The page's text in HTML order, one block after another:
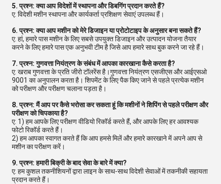
5. प्रश्न: क्या आप विदेशों में स्थापना और डिबगिंग प्रदान करते हैं?
ए: विदेशी मशीन स्थापना और कार्यकर्ता प्रशिक्षण सेवाएं उपलब्ध हैं।
6. प्रश्न: क्या आप मशीन को मेरे डिजाइन या प्रोटोटाइप के अनुसार बना सकते हैं?
ए: हां, हमारे पास मशीन के लिए सबसे उपयुक्त डिजाइन और उत्पादन योजना तैयार
करने के लिए हमारे पास एक अनुभवी टीम है जिसे आप हमारे साथ बुक करने जा रहे हैं।
7. प्रश्न: गुणवत्ता नियंत्रण के संबंध में आपका कारखाना कैसे करता है?
ए: खराब गुणवत्ता के प्रति जीरो टॉलरेंस है।गुणवत्ता नियंत्रण एसजीएस और आईएसओ
9001 का अनुपालन करता है। शिपमेंट के लिए पैक किए जाने से पहले प्रत्येक मशीन
को परीक्षण और परीक्षण चलाना पड़ता है।
8. प्रश्न: मैं आप पर कैसे भरोसा कर सकता हूं कि मशीनों ने शिपिंग से पहले परीक्षण और
परीक्षण को चिपकाया है?
ए: 1) हम आपके लिए परीक्षण वीडियो रिकॉर्ड करते हैं, और आपके लिए हर आवश्यक
फोटो रिकॉर्ड करते हैं।
2) हम आपका स्वागत करते हैं कि आप हमसे मिलें और हमारे कारखाने में अपने आप से
मशीन का परीक्षण करें।
9. प्रश्न: हमारी बिक्री के बाद सेवा के बारे में क्या?
ए: हम कुशल तकनीशियनों द्वारा लाइन के साथ-साथ विदेशी सेवाओं में तकनीकी सहायता
प्रदान करते हैं।